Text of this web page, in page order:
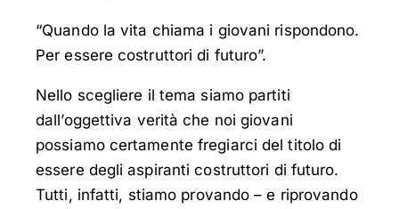
“Quando la vita chiama i giovani rispondono.
Per essere costruttori di futuro”.
Nello scegliere il tema siamo partiti
dall’oggettiva verità che noi giovani
possiamo certamente fregiarci del titolo di
essere degli aspiranti costruttori di futuro.
Tutti, infatti, stiamo provando – e riprovando